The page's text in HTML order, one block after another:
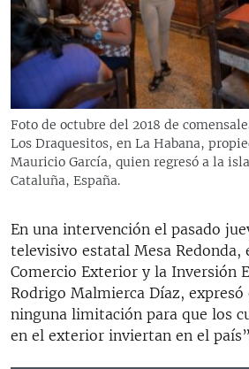
RADIO MARTÍ
ESPECIALES
ESPECIALES
LA REALIDAD DE LA VIVIENDA EN
SER VIEJO EN CUBA
KENTU-CUBANO
DESINFORMACIÓN RUSA EN
LA INVASIÓN DE RUSIA A UCRANIA
MULTIMEDIA
EDITORIALES
SÍGUENOS
Foto de octubre del 2018 de
Los Draquesitos, en La Habana,
Mauricio García, quien regresó a la
Cataluña, España.
En una intervención el pasado
televisivo estatal Mesa Redonda,
Comercio Exterior y la Inversión
Rodrigo Malmierca Díaz, expresó
ninguna limitación para que los
en el exterior inviertan en el